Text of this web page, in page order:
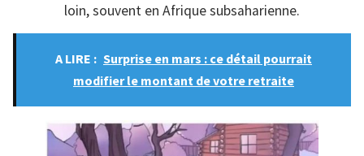
loin, souvent en Afrique subsaharienne.
A LIRE : Surprise en mars : ce détail pourrait
modifier le montant de votre retraite